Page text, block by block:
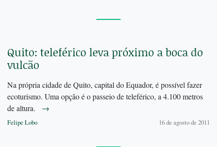
Quito: teleférico leva próximo a boca do
vulcão
Na própria cidade de Quito, capital do Equador, é possível fazer
ecoturismo. Uma opção é o passeio de teleférico, a 4.100 metros
de altura. →
Felipe Lobo 16 de agosto de 2011